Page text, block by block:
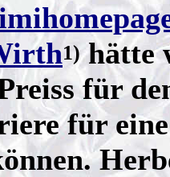
1)hätte
für
für